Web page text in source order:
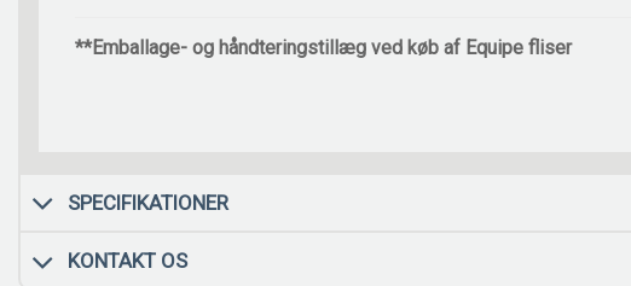
**Emballage- og håndteringstillæg ved køb af Equipe fliser
SPECIFIKATIONER
KONTAKT OS